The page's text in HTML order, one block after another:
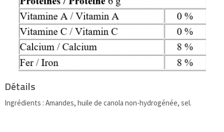
Détails
Ingrédients : Amandes, huile de canola non-hydrogénée, sel.